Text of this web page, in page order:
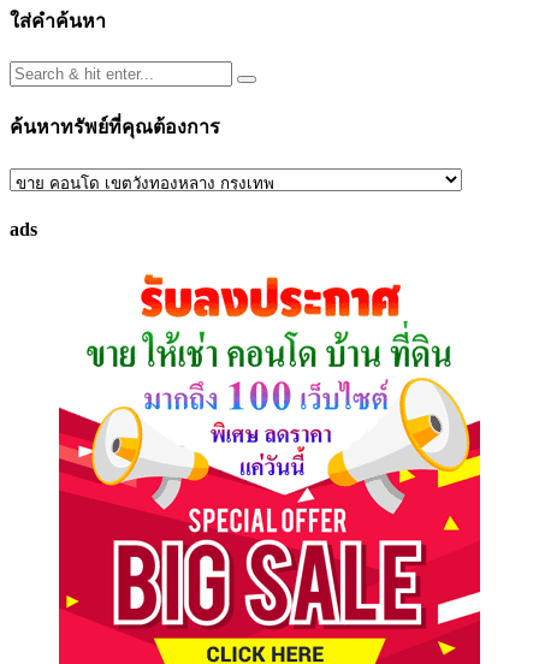
ใส่คำค้นหา
ค้นหาทรัพย์ที่คุณต้องการ
ค้นหา
ที่
ads